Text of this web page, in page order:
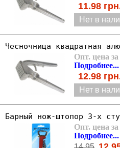
11.98
Нет в
Чесночница квадратная
Опт. цена
Подробнее...
12.98
Нет в
Барный нож-штопор 3-х
Опт. цена
Подробнее...